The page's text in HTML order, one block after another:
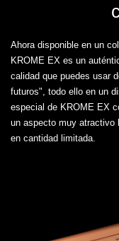
Ahora disponible en un
KROME EX es un
calidad que puedes usar
futuros", todo ello en un
especial de KROME EX
un aspecto muy atractivo
en cantidad limitada.